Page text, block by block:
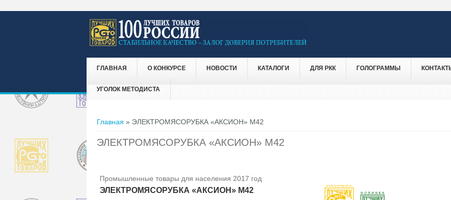
ГЛАВНАЯ О КОНКУРСЕ НОВОСТИ КАТАЛОГИ ДЛЯ РКК ГОЛОГРАММЫ
УГОЛОК МЕТОДИСТА
Вы здесь
Главная » ЭЛЕКТРОМЯСОРУБКА «АКСИОН» М42
ЭЛЕКТРОМЯСОРУБКА «АКСИОН» М42
Промышленные товары для населения 2017 год
ЭЛЕКТРОМЯСОРУБКА «АКСИОН» М42